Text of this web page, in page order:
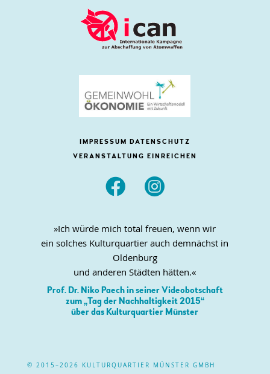
IMPRESSUM DATENSCHUTZ
VERANSTALTUNG EINREICHEN
 
»Ich würde mich total freuen, wenn wir
ein solches Kulturquartier auch demnächst in
Oldenburg
und anderen Städten hätten.«
Prof. Dr. Niko Paech in seiner Videobotschaft
zum „Tag der Nachhaltigkeit 2015“
über das Kulturquartier Münster
© 2015–2026 KULTURQUARTIER MÜNSTER GMBH